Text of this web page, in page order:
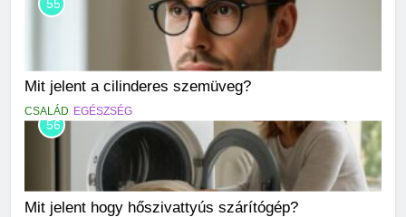
55
Mit jelent a cilinderes szemüveg?
CSALÁD EGÉSZSÉG
56
Mit jelent hogy hőszivattyús szárítógép?